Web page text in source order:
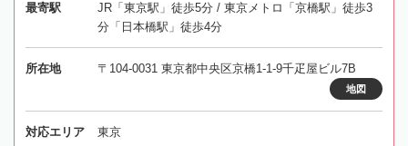
最寄駅
JR「東京駅」徒歩5分 / 東京メトロ「京橋駅」徒歩3
分「日本橋駅」徒歩4分
所在地 〒104-0031 東京都中央区京橋1-1-9千疋屋ビル7B
地図
対応エリア 東京